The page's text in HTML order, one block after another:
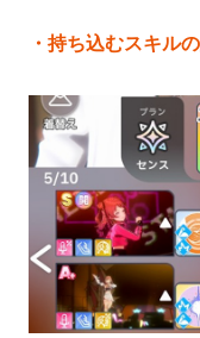
・持ち込むスキル